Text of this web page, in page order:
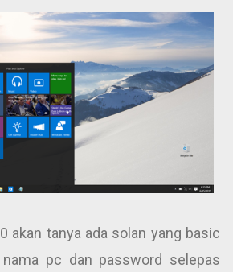
tanya ada solan yang basic
pc dan password selepas